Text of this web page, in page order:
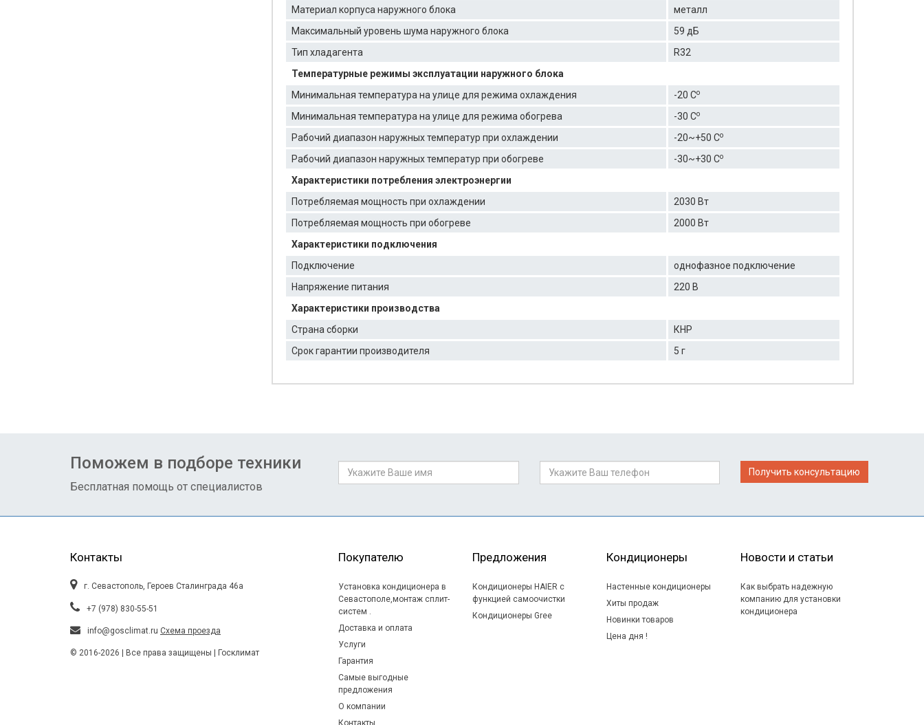
Материал корпуса наружного блока
металл
Максимальный уровень шума наружного блока
59 дБ
Тип хладагента
R32
Температурные режимы эксплуатации наружного блока
Минимальная температура на улице для режима охлаждения
-20 Cо
Минимальная температура на улице для режима обогрева -30 Cо
Рабочий диапазон наружных температур при охлаждении -20~+50 Cо
Рабочий диапазон наружных температур при обогреве -30~+30 Cо
Характеристики потребления электроэнергии
Потребляемая мощность при охлаждении
2030 Вт
Потребляемая мощность при обогреве
2000 Вт
Характеристики подключения
Подключение
однофазное подключение
Напряжение питания
220 В
Характеристики производства
Страна сборки
КНР
Срок гарантии производителя
5 г
Поможем в подборе техники
Бесплатная помощь от специалистов
Получить консультацию
Контакты
г. Севастополь, Героев Сталинграда 46а
+7 (978) 830-55-51
info@gosclimat.ru Схема проезда
© 2016-2026 | Все права защищены | Госклимат
Покупателю
Установка кондиционера в
Севастополе,монтаж сплит-
систем .
Доставка и оплата
Услуги
Гарантия
Самые выгодные
предложения
О компании
Контакты
Предложения
Кондиционеры HAIER c
функцией самоочистки
Кондиционеры Gree
Кондиционеры
Настенные кондиционеры
Хиты продаж
Новинки товаров
Цена дня !
Новости и статьи
Как выбрать надежную
компанию для установки
кондиционера